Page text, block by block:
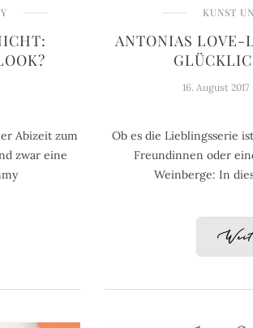
Abizeit zum
zwar eine
KUNST
ANTONIAS LOVE-
16. August 2017
Ob es die Lieblingsserie
Freundinnen oder
Weinberge: In